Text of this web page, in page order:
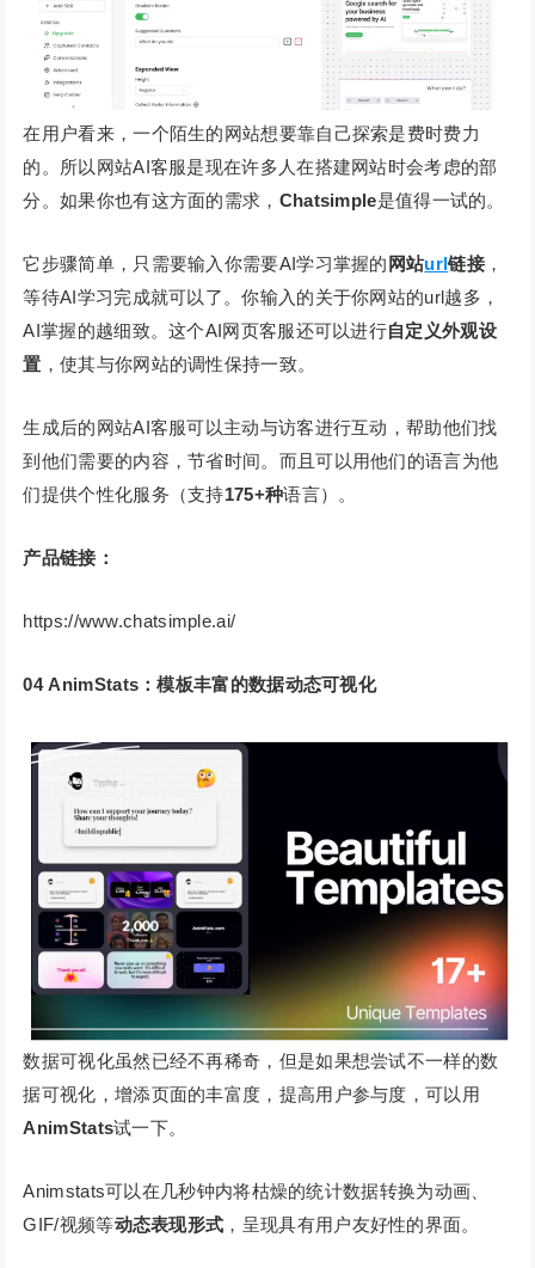
在用户看来，一个陌生的网站想要靠自己探索是费时费力
的。所以网站AI客服是现在许多人在搭建网站时会考虑的部
分。如果你也有这方面的需求， Chatsimple是值得一试的。
它步骤简单，只需要输入你需要AI学习掌握的 网站url链接，
等待AI学习完成就可以了。你输入的关于你网站的url越多，
AI掌握的越细致。这个AI网页客服还可以进行自定义外观设
置 ，使其与你网站的调性保持一致。
生成后的网站AI客服可以主动与访客进行互动，帮助他们找
到他们需要的内容，节省时间。而且可以用他们的语言为他
们提供个性化服务（支持175+种语言）。
产品链接：
https://www.chatsimple.ai/
04 AnimStats：模板丰富的数据动态可视化
数据可视化虽然已经不再稀奇，但是如果想尝试不一样的数
据可视化，增添页面的丰富度，提高用户参与度，可以用
AnimStats试一下。
Animstats可以在几秒钟内将枯燥的统计数据转换为动画、
GIF/视频等动态表现形式 ，呈现具有用户友好性的界面。